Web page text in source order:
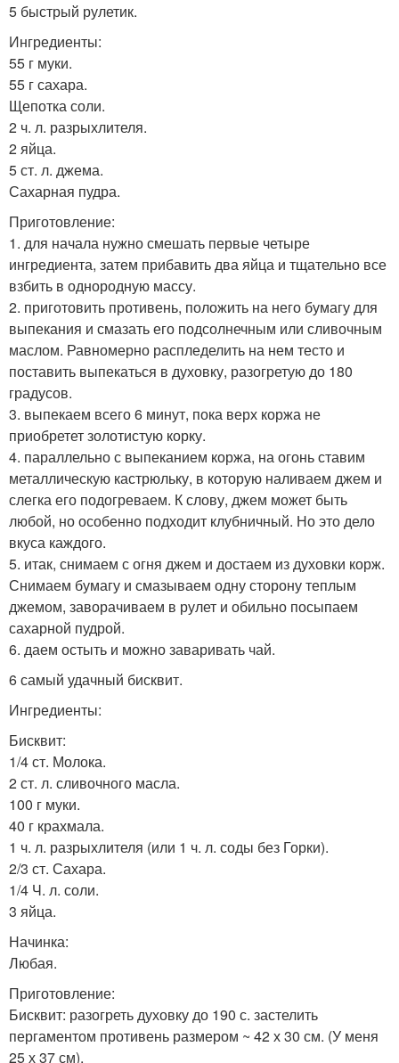
5 быстрый рулетик.
Ингредиенты:
55 г муки.
55 г сахара.
Щепотка соли.
2 ч. л. разрыхлителя.
2 яйца.
5 ст. л. джема.
Сахарная пудра.
Приготовление:
1. для начала нужно смешать первые четыре
ингредиента, затем прибавить два яйца и тщательно все
взбить в однородную массу.
2. приготовить противень, положить на него бумагу для
выпекания и смазать его подсолнечным или сливочным
маслом. Равномерно распледелить на нем тесто и
поставить выпекаться в духовку, разогретую до 180
градусов.
3. выпекаем всего 6 минут, пока верх коржа не
приобретет золотистую корку.
4. параллельно с выпеканием коржа, на огонь ставим
металлическую кастрюльку, в которую наливаем джем и
слегка его подогреваем. К слову, джем может быть
любой, но особенно подходит клубничный. Но это дело
вкуса каждого.
5. итак, снимаем с огня джем и достаем из духовки корж.
Снимаем бумагу и смазываем одну сторону теплым
джемом, заворачиваем в рулет и обильно посыпаем
сахарной пудрой.
6. даем остыть и можно заваривать чай.
6 самый удачный бисквит.
Ингредиенты:
Бисквит:
1/4 ст. Молока.
2 ст. л. сливочного масла.
100 г муки.
40 г крахмала.
1 ч. л. разрыхлителя (или 1 ч. л. соды без Горки).
2/3 ст. Сахара.
1/4 Ч. л. соли.
3 яйца.
Начинка:
Любая.
Приготовление:
Бисквит: разогреть духовку до 190 с. застелить
пергаментом противень размером ~ 42 х 30 см. (У меня
25 х 37 см).